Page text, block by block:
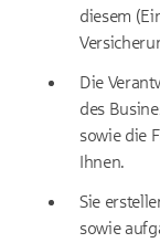
diesem
Die
des
sowie die
Ihnen.
Sie
sowie